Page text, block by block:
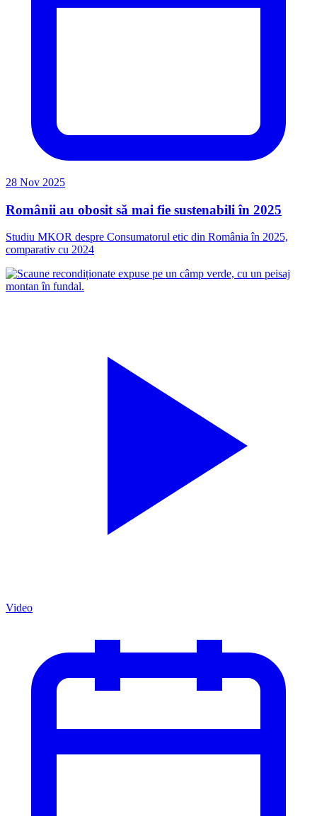
28 Nov 2025
Românii au obosit să mai fie sustenabili în 2025
Studiu MKOR despre Consumatorul etic din România în 2025,
comparativ cu 2024
Video